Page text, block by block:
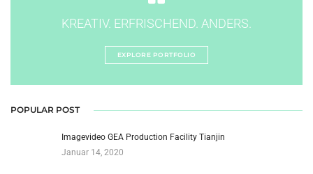
KREATIV. ERFRISCHEND. ANDERS.
EXPLORE PORTFOLIO
POPULAR POST
Imagevideo GEA Production Facility Tianjin
Januar 14, 2020